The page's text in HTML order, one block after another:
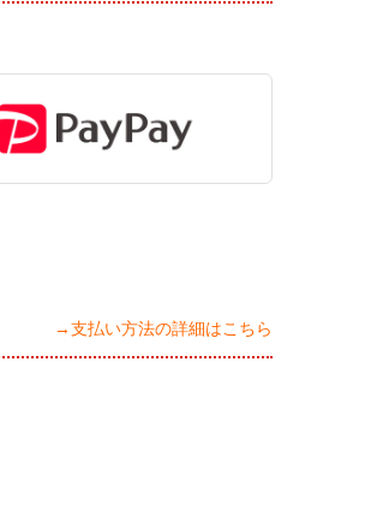
→支払い方法の詳細はこちら